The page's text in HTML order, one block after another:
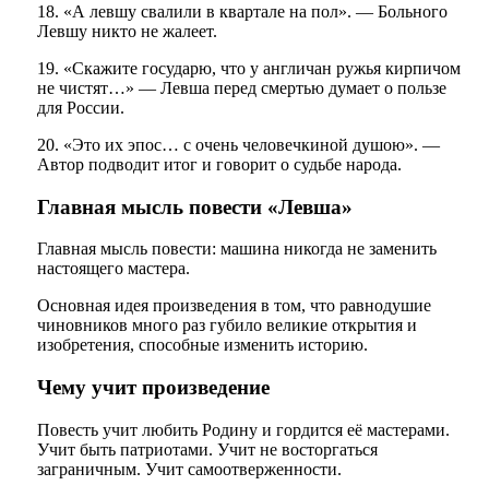
18. «А левшу свалили в квартале на пол». — Больного
Левшу никто не жалеет.
19. «Скажите государю, что у англичан ружья кирпичом
не чистят…» — Левша перед смертью думает о пользе
для России.
20. «Это их эпос… с очень человечкиной душою». —
Автор подводит итог и говорит о судьбе народа.
Главная мысль повести «Левша»
Главная мысль повести: машина никогда не заменить
настоящего мастера.
Основная идея произведения в том, что равнодушие
чиновников много раз губило великие открытия и
изобретения, способные изменить историю.
Чему учит произведение
Повесть учит любить Родину и гордится её мастерами.
Учит быть патриотами. Учит не восторгаться
заграничным. Учит самоотверженности.